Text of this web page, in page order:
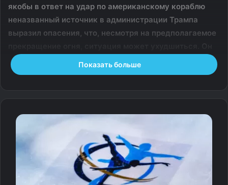
якобы в ответ на удар по американскому кораблю
неназванный источник в администрации Трампа
выразил опасения, что, несмотря на предполагаемое
заявил СМИ: Трамп «начал войну, которая никогда не
закончится».
американским военным нанести удары по объектам
Ирана, в ответ на атаку иранских беспилотников на суда
в Ормузском проливе. Они и были нанесены на фоне
предполагаемого 60-дневного перемирия, которое
должно было позволить провести переговоры о
прекращении войны. Ранее президент США заявил
Показать больше